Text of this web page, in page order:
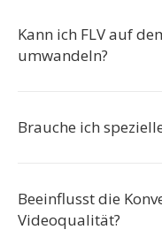
Kann ich FLV auf
umwandeln?
Brauche ich
Beeinflusst die
Videoqualität?